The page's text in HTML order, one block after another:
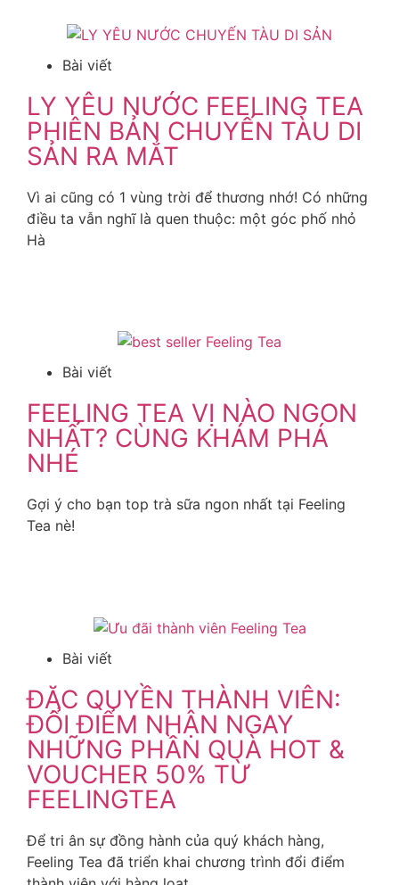
Bài viết
LY YÊU NƯỚC FEELING TEA
PHIÊN BẢN CHUYẾN TÀU DI
SẢN RA MẮT
Vì ai cũng có 1 vùng trời để thương nhớ! Có những
điều ta vẫn nghĩ là quen thuộc: một góc phố nhỏ
Hà
Bài viết
FEELING TEA VỊ NÀO NGON
NHẤT? CÙNG KHÁM PHÁ
NHÉ
Gợi ý cho bạn top trà sữa ngon nhất tại Feeling
Tea nè!
Bài viết
ĐẶC QUYỀN THÀNH VIÊN:
ĐỔI ĐIỂM NHẬN NGAY
NHỮNG PHẦN QUÀ HOT &
VOUCHER 50% TỪ
FEELINGTEA
Để tri ân sự đồng hành của quý khách hàng,
Feeling Tea đã triển khai chương trình đổi điểm